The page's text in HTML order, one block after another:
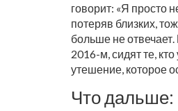
говорит: «Я просто
потеряв близких,
больше не
2016-м, сидят те,
утешение, которое
Что